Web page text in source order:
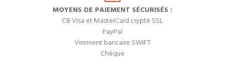
MOYENS DE PAIEMENT SÉCURISÉS :
CB Visa et MasterCard crypté SSL
PayPal
Virement bancaire SWIFT
Chèque